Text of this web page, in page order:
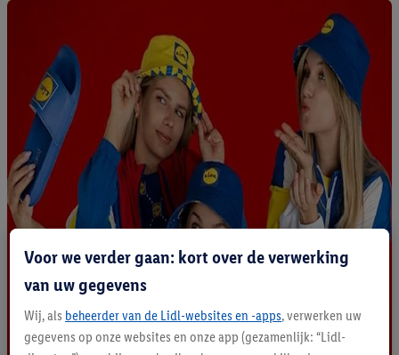
Voor we verder gaan: kort over de verwerking
van uw gegevens
Wij, als beheerder van de Lidl-websites en -apps, verwerken uw
gegevens op onze websites en onze app (gezamenlijk: “Lidl-